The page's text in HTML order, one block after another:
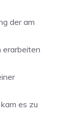
der am
erarbeiten
es zu